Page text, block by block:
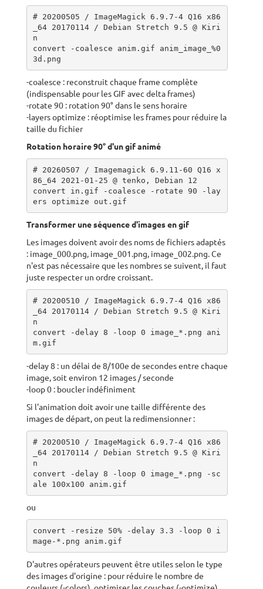
# 20200505 / ImageMagick 6.9.7-4 Q16 x86
_64 20170114 / Debian Stretch 9.5 @ Kiri
n
convert -coalesce anim.gif anim_image_%0
3d.png
-coalesce : reconstruit chaque frame complète
(indispensable pour les GIF avec delta frames)
-rotate 90 : rotation 90° dans le sens horaire
-layers optimize : réoptimise les frames pour réduire la
taille du fichier
Rotation horaire 90° d'un gif animé
# 20260507 / Imagemagick 6.9.11-60 Q16 x
86_64 2021-01-25 @ tenko, Debian 12
convert in.gif -coalesce -rotate 90 -lay
ers optimize out.gif
Transformer une séquence d'images en gif
Les images doivent avoir des noms de fichiers adaptés
: image_000.png, image_001.png, image_002.png. Ce
n'est pas nécessaire que les nombres se suivent, il faut
juste respecter un ordre croissant.
# 20200510 / ImageMagick 6.9.7-4 Q16 x86
_64 20170114 / Debian Stretch 9.5 @ Kiri
n
convert -delay 8 -loop 0 image_*.png ani
m.gif
-delay 8 : un délai de 8/100e de secondes entre chaque
image, soit environ 12 images / seconde
-loop 0 : boucler indéfiniment
Si l'animation doit avoir une taille différente des
images de départ, on peut la redimensionner :
# 20200510 / ImageMagick 6.9.7-4 Q16 x86
_64 20170114 / Debian Stretch 9.5 @ Kiri
n
convert -delay 8 -loop 0 image_*.png -sc
ale 100x100 anim.gif
ou
convert -resize 50% -delay 3.3 -loop 0 i
mage-*.png anim.gif
D'autres opérateurs peuvent être utiles selon le type
des images d'origine : pour réduire le nombre de